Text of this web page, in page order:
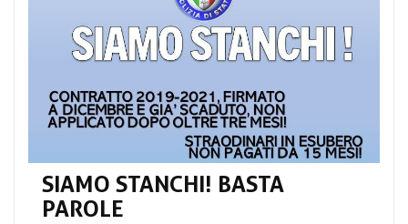
SIAMO STANCHI! BASTA
PAROLE